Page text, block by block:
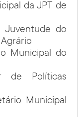
da JPT de
Juventude do
Municipal do
de Políticas
Municipal